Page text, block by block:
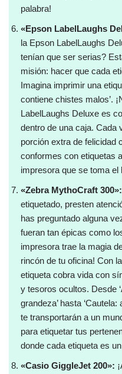
palabra!
«Epson LabelLaughs
la Epson LabelLaughs
tenían que ser serias?
misión: hacer que cada
Imagina imprimir una
contiene chistes malos’.
LabelLaughs Deluxe es
dentro de una caja. Cada
porción extra de felicidad
conformes con etiquetas
impresora que se toma
«Zebra MythoCraft 300»:
etiquetado, presten
has preguntado alguna
fueran tan épicas como
impresora trae la magia
rincón de tu oficina! Con
etiqueta cobra vida con
y tesoros ocultos. Desde
grandeza’ hasta
te transportarán a un
para etiquetar tus
donde cada etiqueta es
«Casio GiggleJet 200»: